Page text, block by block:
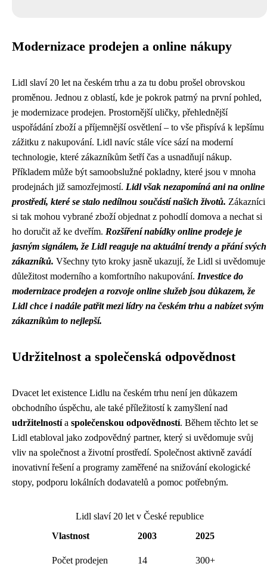
Modernizace prodejen a online nákupy
Lidl slaví 20 let na českém trhu a za tu dobu prošel obrovskou
proměnou. Jednou z oblastí, kde je pokrok patrný na první pohled,
je modernizace prodejen. Prostornější uličky, přehlednější
uspořádání zboží a příjemnější osvětlení – to vše přispívá k lepšímu
zážitku z nakupování. Lidl navíc stále více sází na moderní
technologie, které zákazníkům šetří čas a usnadňují nákup.
Příkladem může být samoobslužné pokladny, které jsou v mnoha
prodejnách již samozřejmostí. Lidl však nezapomíná ani na online
prostředí, které se stalo nedílnou součástí našich životů. Zákazníci
si tak mohou vybrané zboží objednat z pohodlí domova a nechat si
ho doručit až ke dveřím. Rozšíření nabídky online prodeje je
jasným signálem, že Lidl reaguje na aktuální trendy a přání svých
zákazníků. Všechny tyto kroky jasně ukazují, že Lidl si uvědomuje
důležitost moderního a komfortního nakupování. Investice do
modernizace prodejen a rozvoje online služeb jsou důkazem, že
Lidl chce i nadále patřit mezi lídry na českém trhu a nabízet svým
zákazníkům to nejlepší.
Udržitelnost a společenská odpovědnost
Dvacet let existence Lidlu na českém trhu není jen důkazem
obchodního úspěchu, ale také příležitostí k zamyšlení nad
udržitelnostía společenskou odpovědností. Během těchto let se
Lidl etabloval jako zodpovědný partner, který si uvědomuje svůj
vliv na společnost a životní prostředí. Společnost aktivně zavádí
inovativní řešení a programy zaměřené na snižování ekologické
stopy, podporu lokálních dodavatelů a pomoc potřebným.
Lidl slaví 20 let v České republice
Vlastnost
2003 2025
Počet prodejen 14 300+